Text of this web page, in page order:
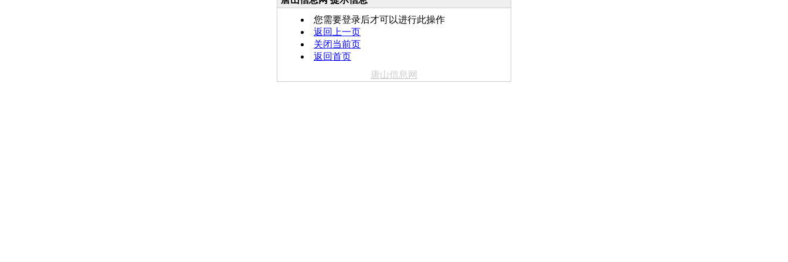
您需要登录后才可以进行此操作
返回上一页
关闭当前页
返回首页
唐山信息网